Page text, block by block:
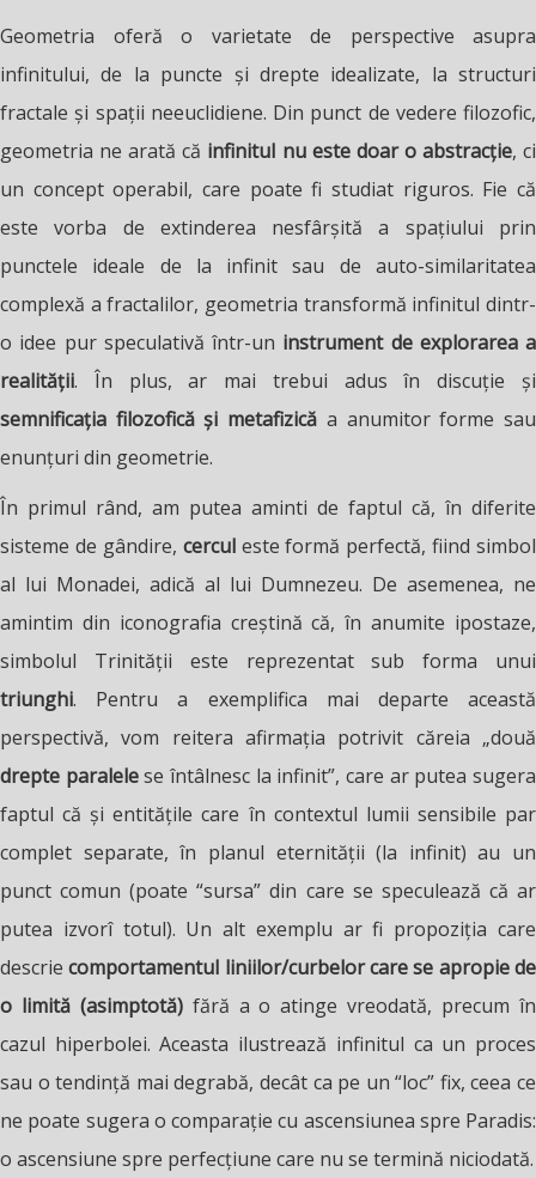
Geometria oferă o varietate de perspective asupra
infinitului, de la puncte și drepte idealizate, la structuri
fractale și spații neeuclidiene. Din punct de vedere filozofic,
geometria ne arată că infinitul nu este doar o abstracție, ci
un concept operabil, care poate fi studiat riguros. Fie că
este vorba de extinderea nesfârșită a spațiului prin
punctele ideale de la infinit sau de auto-similaritatea
complexă a fractalilor, geometria transformă infinitul dintr-
o idee pur speculativă într-un instrument de explorarea a
realității. În plus, ar mai trebui adus în discuție și
semnificația filozofică și metafizică a anumitor forme sau
enunțuri din geometrie.
În primul rând, am putea aminti de faptul că, în diferite
sisteme de gândire, cercul este formă perfectă, fiind simbol
al lui Monadei, adică al lui Dumnezeu. De asemenea, ne
amintim din iconografia creștină că, în anumite ipostaze,
simbolul Trinității este reprezentat sub forma unui
triunghi. Pentru a exemplifica mai departe această
perspectivă, vom reitera afirmația potrivit căreia „două
drepte paralelese întâlnesc la infinit”, care ar putea sugera
faptul că și entitățile care în contextul lumii sensibile par
complet separate, în planul eternității (la infinit) au un
punct comun (poate “sursa” din care se speculează că ar
putea izvorî totul). Un alt exemplu ar fi propoziția care
descriecomportamentul liniilor/curbelor care se apropie de
o limită (asimptotă)fără a o atinge vreodată, precum în
cazul hiperbolei. Aceasta ilustrează infinitul ca un proces
sau o tendință mai degrabă, decât ca pe un “loc” fix, ceea ce
ne poate sugera o comparație cu ascensiunea spre Paradis:
o ascensiune spre perfecțiune care nu se termină niciodată.